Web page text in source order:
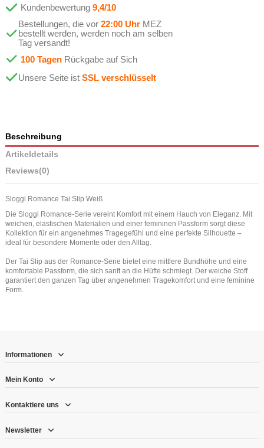
Kundenbewertung 9,4/10
Bestellungen, die vor 22:00 Uhr MEZ
bestellt werden, werden noch am selben
Tag versandt!
100 Tagen Rückgabe auf Sich
Unsere Seite ist SSL verschlüsselt
Beschreibung
Artikeldetails
Reviews(0)
Sloggi Romance Tai Slip Weiß
Die Sloggi Romance-Serie vereint Komfort mit einem Hauch von Eleganz. Mit
weichen, elastischen Materialien und einer femininen Passform sorgt diese
Kollektion für ein angenehmes Tragegefühl und eine perfekte Silhouette –
ideal für besondere Momente oder den Alltag.
Der Tai Slip aus der Romance-Serie bietet eine mittlere Bundhöhe und eine
komfortable Passform, die sich sanft an die Hüfte schmiegt. Der weiche Stoff
garantiert den ganzen Tag über angenehmen Tragekomfort und eine feminine
Form.
Informationen
Mein Konto
Kontaktiere uns
Newsletter